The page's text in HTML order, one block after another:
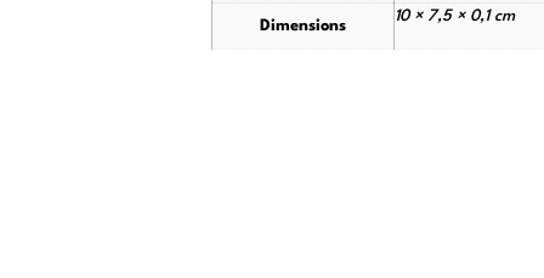
Dimensions
10 × 7,5 × 0,1 cm